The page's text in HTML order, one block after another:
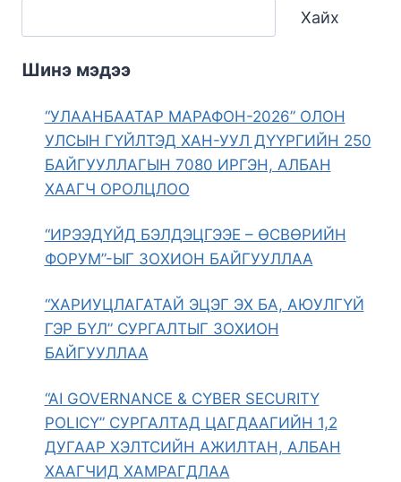
Хайх
Шинэ мэдээ
“УЛААНБААТАР МАРАФОН-2026” ОЛОН
УЛСЫН ГҮЙЛТЭД ХАН-УУЛ ДҮҮРГИЙН 250
БАЙГУУЛЛАГЫН 7080 ИРГЭН, АЛБАН
ХААГЧ ОРОЛЦЛОО
“ИРЭЭДҮЙД БЭЛДЭЦГЭЭЕ – ӨСВӨРИЙН
ФОРУМ”-ЫГ ЗОХИОН БАЙГУУЛЛАА
“ХАРИУЦЛАГАТАЙ ЭЦЭГ ЭХ БА, АЮУЛГҮЙ
ГЭР БҮЛ” СУРГАЛТЫГ ЗОХИОН
БАЙГУУЛЛАА
“AI GOVERNANCE & CYBER SECURITY
POLICY” СУРГАЛТАД ЦАГДААГИЙН 1,2
ДУГААР ХЭЛТСИЙН АЖИЛТАН, АЛБАН
ХААГЧИД ХАМРАГДЛАА